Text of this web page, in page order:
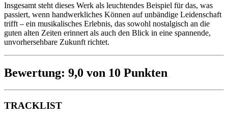
Insgesamt steht dieses Werk als leuchtendes Beispiel für das, was
passiert, wenn handwerkliches Können auf unbändige Leidenschaft
trifft – ein musikalisches Erlebnis, das sowohl nostalgisch an die
guten alten Zeiten erinnert als auch den Blick in eine spannende,
unvorhersehbare Zukunft richtet.
Bewertung: 9,0 von 10 Punkten
TRACKLIST